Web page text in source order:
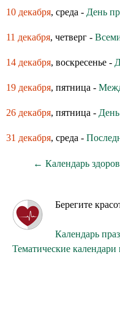
10 декабря, среда - День
11 декабря, четверг -
14 декабря, воскресенье -
19 декабря, пятница -
26 декабря, пятница -
31 декабря, среда -
← Календарь
Берегите
Календарь
Тематические